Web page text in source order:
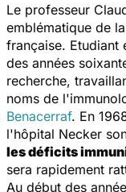
Le professeur
emblématique de
française. Etudiant
des années
recherche,
noms de
Benacerraf. En
l'hôpital Necker
les déficits
sera rapidement
Au début des